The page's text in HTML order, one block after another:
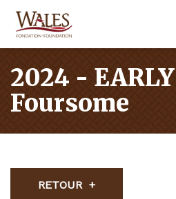
2024 -
Foursome
RETOUR